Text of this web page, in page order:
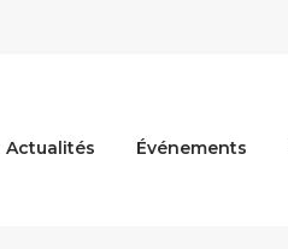
Actualités Événements